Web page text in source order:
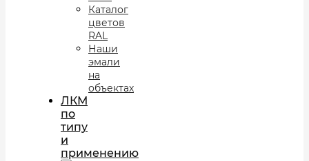
Каталог
цветов
RAL
Наши
эмали
на
объектах
ЛКМ
по
типу
и
применению